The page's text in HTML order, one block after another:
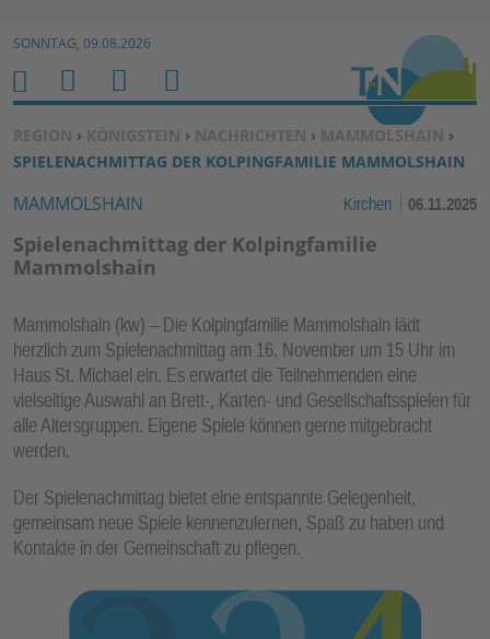
Zum Inhalt springen ↓
SONNTAG, 09.08.2026
SIE BEFINDEN SICH HIER:
REGION › KÖNIGSTEIN › NACHRICHTEN › MAMMOLSHAIN ›
SPIELENACHMITTAG DER KOLPINGFAMILIE MAMMOLSHAIN
MAMMOLSHAIN Kirchen 06.11.2025
Spielenachmittag der Kolpingfamilie
Mammolshain
Mammolshain (kw) – Die Kolpingfamilie Mammolshain lädt
herzlich zum Spielenachmittag am 16. November um 15 Uhr im
Haus St. Michael ein. Es erwartet die Teilnehmenden eine
vielseitige Auswahl an Brett-, Karten- und Gesellschaftsspielen für
alle Altersgruppen. Eigene Spiele können gerne mitgebracht
werden.
Der Spielenachmittag bietet eine entspannte Gelegenheit,
gemeinsam neue Spiele kennenzulernen, Spaß zu haben und
Kontakte in der Gemeinschaft zu pflegen.
H
O
M
E
M
E
N
U
S
U
C
H
E
N
B
E
N
Z
F
U
N
K
TI
N
E
N